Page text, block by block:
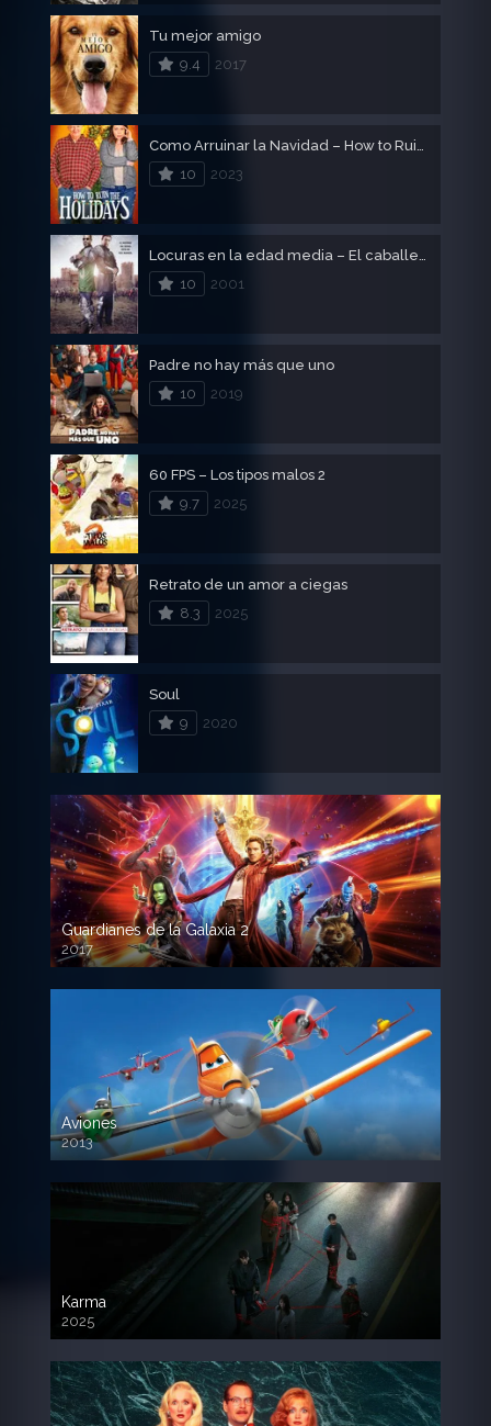
Tu mejor amigo
9.4
2017
Como Arruinar la Navidad – How to Ruin the Holidays
10
2023
Locuras en la edad media – El caballero negro
10
2001
Padre no hay más que uno
10
2019
60 FPS – Los tipos malos 2
9.7
2025
Retrato de un amor a ciegas
8.3
2025
Soul
9
2020
Guardianes de la Galaxia 2
2017
720p HD
Aviones
2013
720 HD
Karma
2025